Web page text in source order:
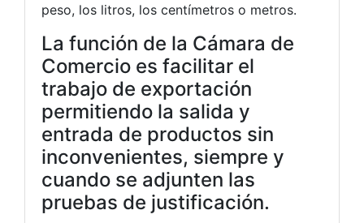
peso, los litros, los centímetros o metros.
La función de la Cámara de
Comercio es facilitar el
trabajo de exportación
permitiendo la salida y
entrada de productos sin
inconvenientes, siempre y
cuando se adjunten las
pruebas de justificación.